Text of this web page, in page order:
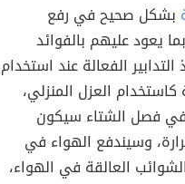
بشكل صحيح في رفع
يعود عليهم بالفوائد
الفعالة عند استخدام
العزل المنزلي،
فصل الشتاء سيكون
وسيندفع الهواء في
العالقة في الهواء،